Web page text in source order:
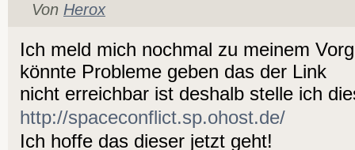
Von Herox
Ich meld mich nochmal zu meinem
könnte Probleme geben das der Link
nicht erreichbar ist deshalb stelle ich
http://spaceconflict.sp.ohost.de/
Ich hoffe das dieser jetzt geht!